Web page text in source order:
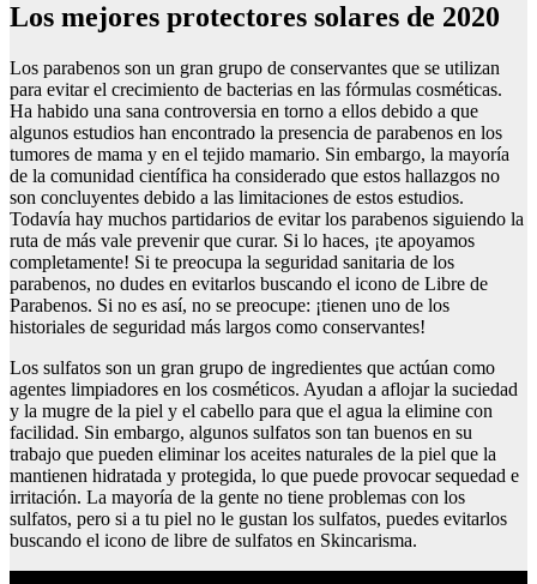
Los mejores protectores solares de 2020
Los parabenos son un gran grupo de conservantes que se utilizan
para evitar el crecimiento de bacterias en las fórmulas cosméticas.
Ha habido una sana controversia en torno a ellos debido a que
algunos estudios han encontrado la presencia de parabenos en los
tumores de mama y en el tejido mamario. Sin embargo, la mayoría
de la comunidad científica ha considerado que estos hallazgos no
son concluyentes debido a las limitaciones de estos estudios.
Todavía hay muchos partidarios de evitar los parabenos siguiendo la
ruta de más vale prevenir que curar. Si lo haces, ¡te apoyamos
completamente! Si te preocupa la seguridad sanitaria de los
parabenos, no dudes en evitarlos buscando el icono de Libre de
Parabenos. Si no es así, no se preocupe: ¡tienen uno de los
historiales de seguridad más largos como conservantes!
Los sulfatos son un gran grupo de ingredientes que actúan como
agentes limpiadores en los cosméticos. Ayudan a aflojar la suciedad
y la mugre de la piel y el cabello para que el agua la elimine con
facilidad. Sin embargo, algunos sulfatos son tan buenos en su
trabajo que pueden eliminar los aceites naturales de la piel que la
mantienen hidratada y protegida, lo que puede provocar sequedad e
irritación. La mayoría de la gente no tiene problemas con los
sulfatos, pero si a tu piel no le gustan los sulfatos, puedes evitarlos
buscando el icono de libre de sulfatos en Skincarisma.